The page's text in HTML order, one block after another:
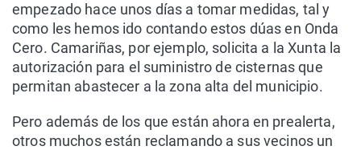
empezado hace unos días a tomar medidas, tal y
como les hemos ido contando estos dúas en Onda
Cero. Camariñas, por ejemplo, solicita a la Xunta la
autorización para el suministro de cisternas que
permitan abastecer a la zona alta del municipio.
Pero además de los que están ahora en prealerta,
otros muchos están reclamando a sus vecinos un